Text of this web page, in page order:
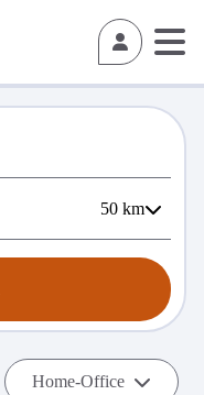
50 km
Home-Office